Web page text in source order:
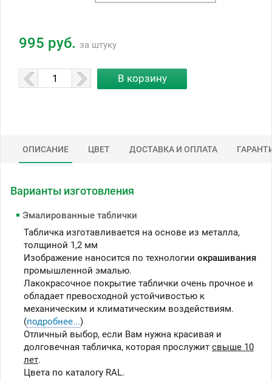
995 руб. за штуку
ОПИСАНИЕ ЦВЕТ ДОСТАВКА И ОПЛАТА
Варианты изготовления
Эмалированные таблички
Табличка изготавливается на основе из металла,
толщиной 1,2 мм
Изображение наносится по технологии окрашивания
промышленной эмалью.
Лакокрасочное покрытие таблички очень прочное и
обладает превосходной устойчивостью к
механическим и климатическим воздействиям.
(подробнее...)
Отличный выбор, если Вам нужна красивая и
долговечная табличка, которая прослужит свыше 10
лет.
Цвета по каталогу RAL.